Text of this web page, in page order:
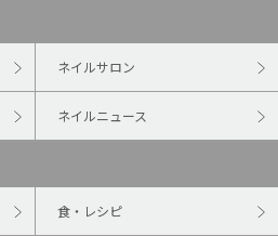
ネイルサロン
ネイルニュース
食・レシピ